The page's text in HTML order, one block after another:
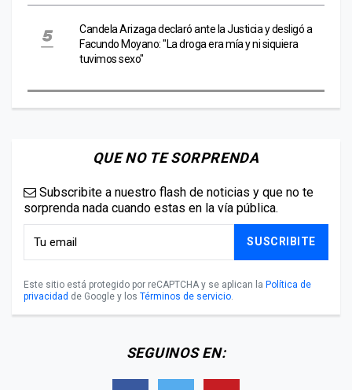
Candela Arizaga declaró ante la Justicia y desligó a
Facundo Moyano: "La droga era mía y ni siquiera
tuvimos sexo"
QUE NO TE SORPRENDA
Subscribite a nuestro flash de noticias y que no te
sorprenda nada cuando estas en la vía pública.
SUSCRIBITE
Este sitio está protegido por reCAPTCHA y se aplican la Política de
privacidad de Google y los Términos de servicio.
SEGUINOS EN: